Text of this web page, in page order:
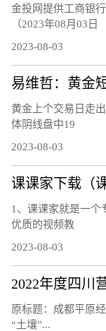
金投网提供工商银
（2023年08月03日
2023-08-03
黄金上个交易日走
体阴线盘中19
2023-08-03
课课家下载（
1、课课家就是一个
优质的视频教
2023-08-03
2022年度四川
原标题：成都平原
“土壤”...